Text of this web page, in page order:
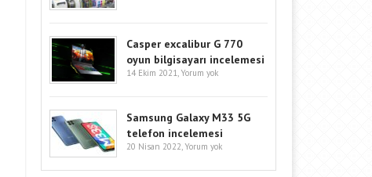
Casper excalibur G 770
oyun bilgisayarı incelemesi
14 Ekim 2021, Yorum yok
Samsung Galaxy M33 5G
telefon incelemesi
20 Nisan 2022, Yorum yok